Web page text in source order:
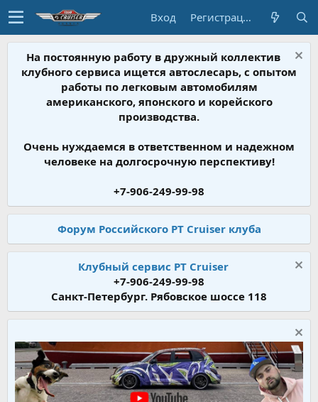
Вход Регистрация
На постоянную работу в дружный коллектив
клубного сервиса ищется автослесарь, с опытом
работы по легковым автомобилям
американского, японского и корейского
производства.
Очень нуждаемся в ответственном и надежном
человеке на долгосрочную перспективу!
+7-906-249-99-98
Форум Российского PT Cruiser клуба
Клубный сервис PT Cruiser
+7-906-249-99-98
Санкт-Петербург. Рябовское шоссе 118